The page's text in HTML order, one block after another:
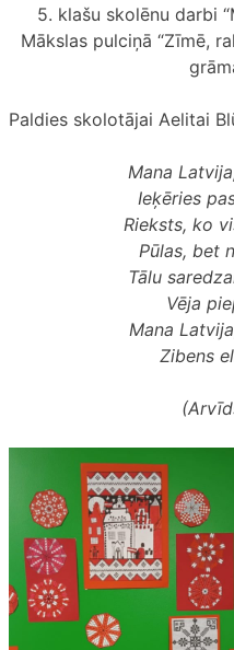
5. klašu skolēnu darbi
Mākslas pulciņā “Zīmē,
Paldies skolotājai Aelitai
Mana
Ieķēries
Rieksts, ko
Pūlas, bet
Tālu
Vēja
Mana
Zibens